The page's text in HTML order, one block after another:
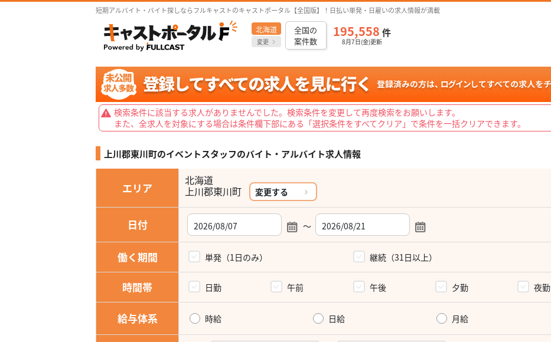
短期アルバイト・バイト探しならフルキャストのキャストポータル【全国版】！日払い単発・日雇いの求人情報が満載
北海道
変更
全国の
案件数
195,558 件
8月7日(金)更新
検索条件に該当する求人がありませんでした。検索条件を変更して再度検索をお願いします。
また、全求人を対象にする場合は条件欄下部にある「選択条件をすべてクリア」で条件を一括クリアできます。
上川郡東川町のイベントスタッフのバイト・アルバイト求人情報
エリア
北海道
上川郡東川町 変更する
日付 ～
働く期間 単発（1日のみ） 継続（31日以上）
時間帯 日勤 午前 午後 夕勤 夜勤
給与体系 時給 日給 月給